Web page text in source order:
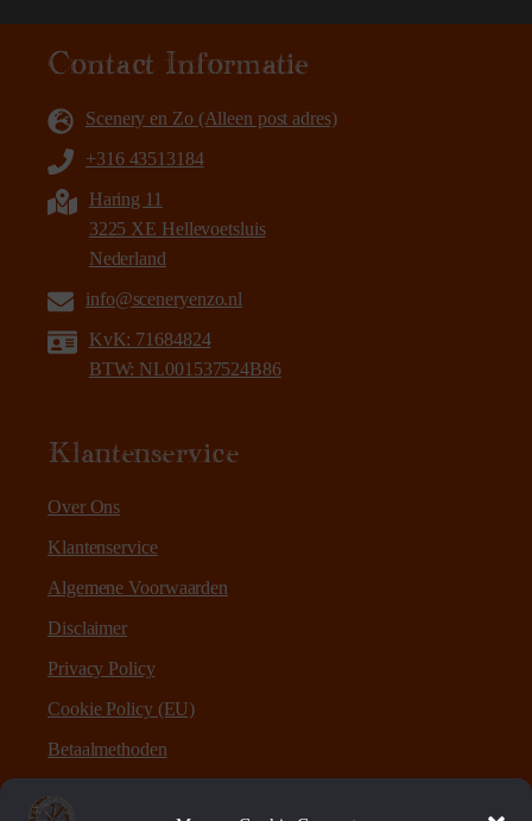
Contact Informatie
Scenery en Zo (Alleen post adres)
+316 43513184
Haring 11
3225 XE Hellevoetsluis
Nederland
info@sceneryenzo.nl
KvK: 71684824
BTW: NL001537524B86
Klantenservice
Over Ons
Klantenservice
Algemene Voorwaarden
Disclaimer
Privacy Policy
Cookie Policy (EU)
Betaalmethoden